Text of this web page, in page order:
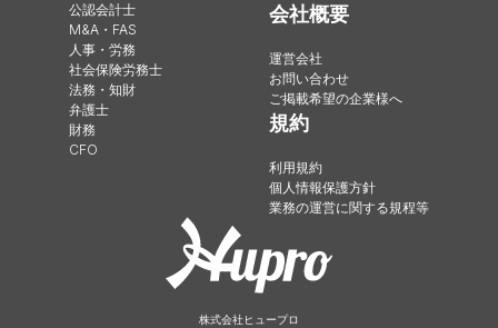
公認会計士
M&A・FAS
人事・労務
社会保険労務士
法務・知財
弁護士
財務
CFO
会社概要
運営会社
お問い合わせ
ご掲載希望の企業様へ
規約
利用規約
個人情報保護方針
業務の運営に関する規程等
株式会社ヒュープロ